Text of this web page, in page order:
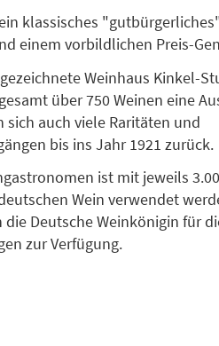
klassisches
einem vorbildlichen Preis-
Weinhaus Kinkel-
über 750 Weinen eine
auch viele Raritäten und
bis ins Jahr 1921 zurück.
ist mit jeweils
Wein verwendet
Deutsche Weinkönigin für
zur Verfügung.